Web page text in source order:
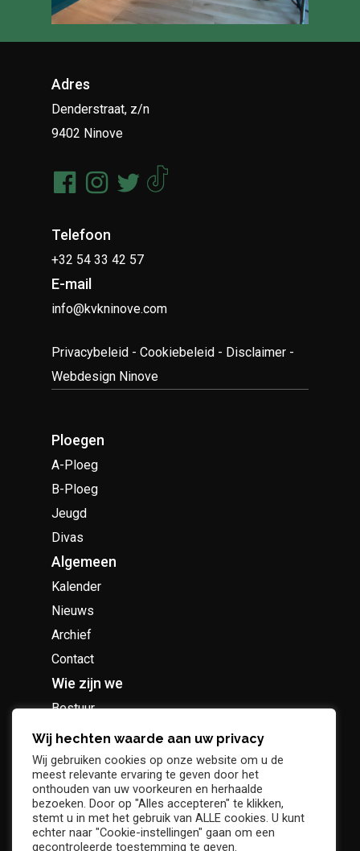
Adres
Denderstraat, z/n
9402 Ninove
Telefoon
+32 54 33 42 57
E-mail
info@kvkninove.com
Privacybeleid -Cookiebeleid - Disclaimer -
Webdesign Ninove
Ploegen
A-Ploeg
B-Ploeg
Jeugd
Divas
Algemeen
Kalender
Nieuws
Archief
Contact
Wie zijn we
Bestuur
Geschiedenis
Supportersclub
Socio Business Club
Wij hechten waarde aan uw privacy
Wij gebruiken cookies op onze website om u de
meest relevante ervaring te geven door het
onthouden van uw voorkeuren en herhaalde
bezoeken. Door op "Alles accepteren" te klikken,
stemt u in met het gebruik van ALLE cookies. U kunt
echter naar "Cookie-instellingen" gaan om een
gecontroleerde toestemming te geven.